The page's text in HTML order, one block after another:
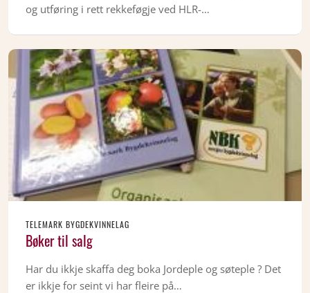
og utføring i rett rekkeføgje ved HLR-…
TELEMARK BYGDEKVINNELAG
Bøker til salg
Har du ikkje skaffa deg boka Jordeple og søteple ? Det
er ikkje for seint vi har fleire på…